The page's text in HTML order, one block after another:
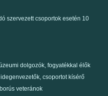
szervezett csoportok esetén 10
dolgozók, fogyatékkal élők
csoportot kísérő
veteránok